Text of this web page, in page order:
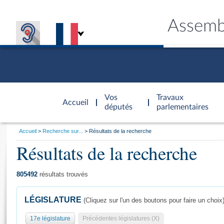
Accueil
d'accueil
Vos
députés
Travaux
parlementaires
Général
Vous
Accueil Recherche sur... Résultats de la recherche
Résultats de la recherche
805492 résultats trouvés
LÉGISLATURE (Cliquez sur l'un des boutons pour faire un choix)
17e législature Précédentes législatures (X)